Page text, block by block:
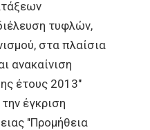
τυφλών,
στα πλαίσια
ανακαίνιση
έτους 2013"
έγκριση
"Προμήθεια